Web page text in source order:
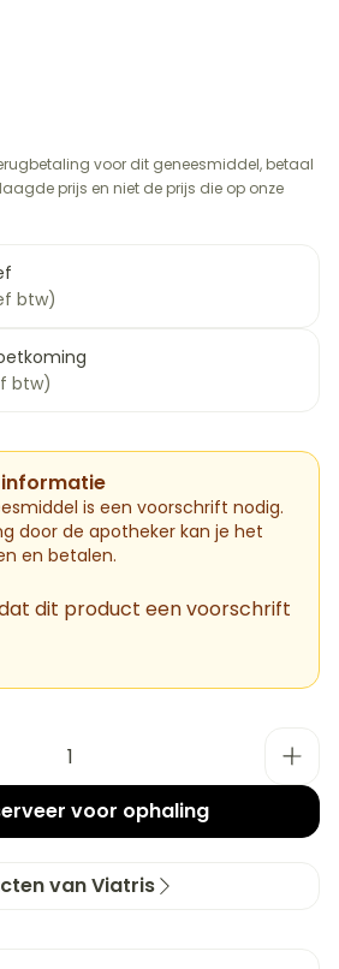
voor dit geneesmiddel, betaal
prijs en niet de prijs die op onze
btw)
btw)
informatie
is een voorschrift nodig.
door de apotheker kan je het
en betalen.
dit product een voorschrift
voor ophaling
van Viatris